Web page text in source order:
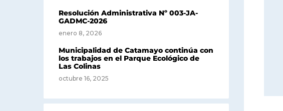
Resolución Administrativa Nº 003-JA-
GADMC-2026
enero 8, 2026
Municipalidad de Catamayo continúa con
los trabajos en el Parque Ecológico de
Las Colinas
octubre 16, 2025